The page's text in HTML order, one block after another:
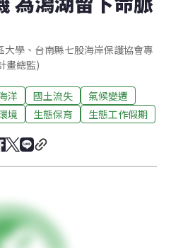
學、台南縣七股海岸保護協會專
畫總監)
洋 國土流失
氣候變遷
境 生態保育 生態工作假期